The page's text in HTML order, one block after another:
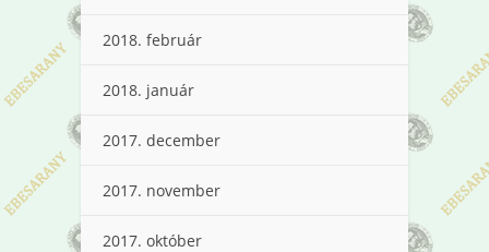
2018. február
2018. január
2017. december
2017. november
2017. október